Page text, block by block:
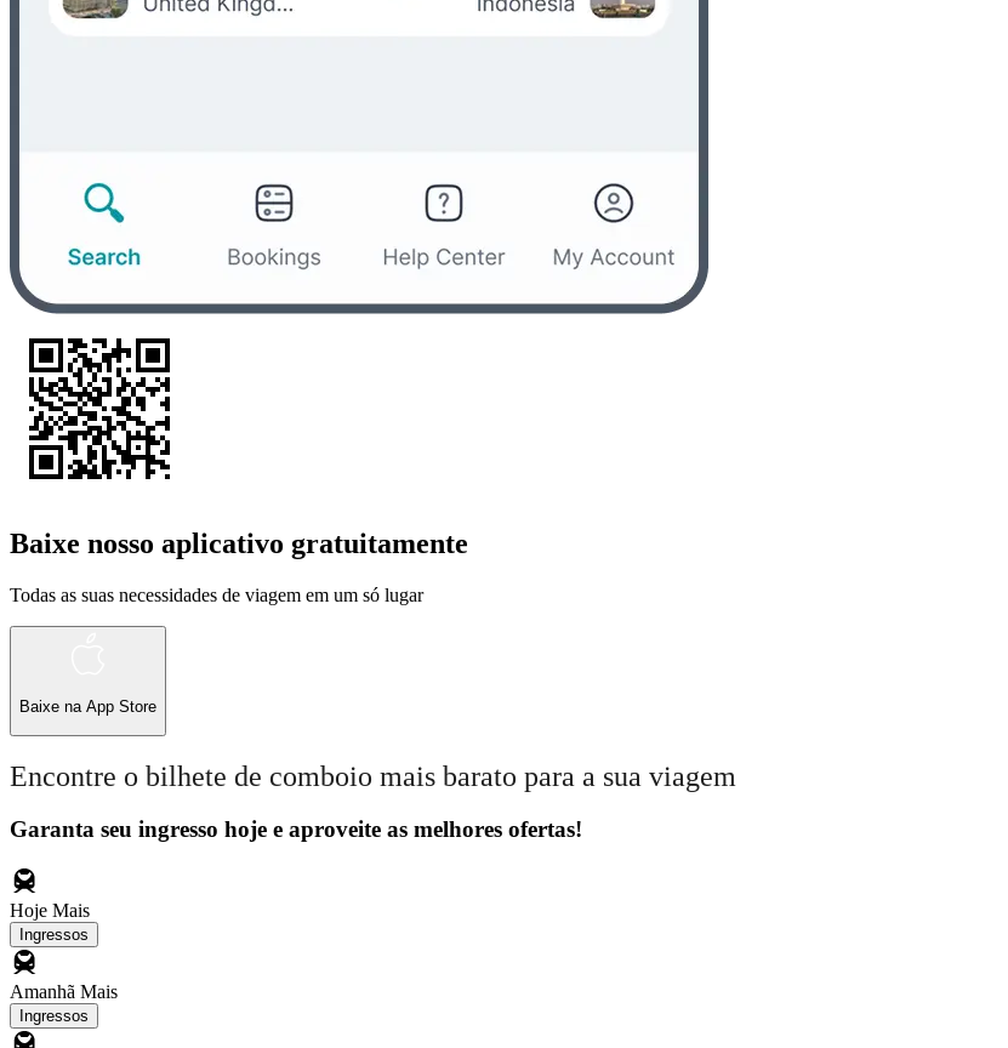
Baixe nosso aplicativo gratuitamente
Todas as suas necessidades de viagem em um só lugar
Baixe na App Store
Encontre o bilhete de comboio mais barato para a sua viagem
Garanta seu ingresso hoje e aproveite as melhores ofertas!
Hoje Mais
Ingressos
Amanhã Mais
Ingressos